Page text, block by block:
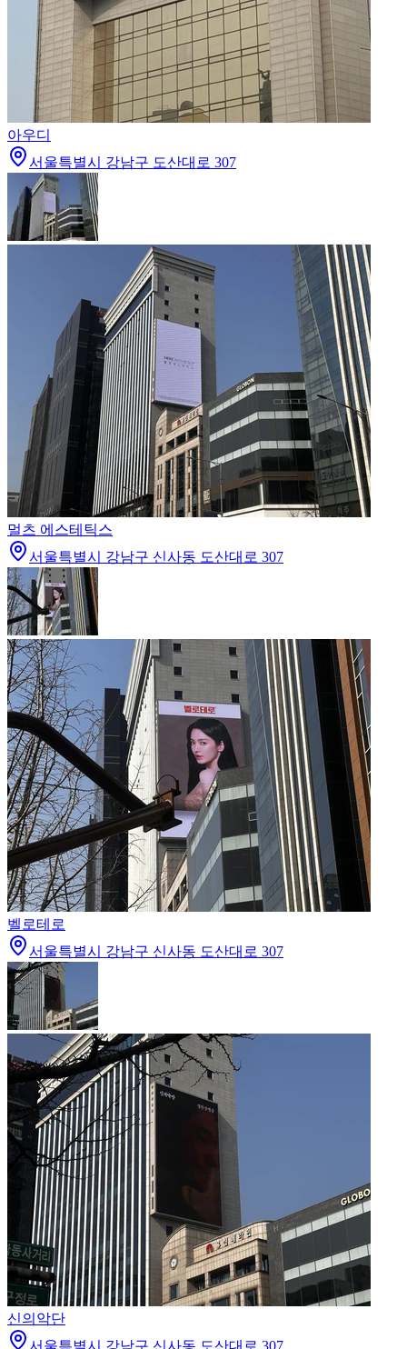
아우디
서울특별시 강남구 도산대로 307
멀츠 에스테틱스
서울특별시 강남구 신사동 도산대로 307
벨로테로
서울특별시 강남구 신사동 도산대로 307
신의악단
서울특별시 강남구 신사동 도산대로 307